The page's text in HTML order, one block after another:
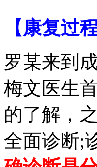
【康复过
罗某来到
梅文医生
的了解，
全面诊断;